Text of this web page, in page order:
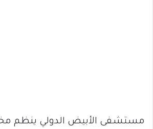
مستشفى الأبيض الدولي ينظم